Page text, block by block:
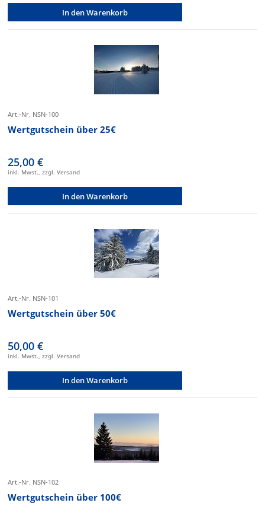
In den Warenkorb
Art.-Nr. NSN-100
Wertgutschein über 25€
25,00 €
inkl. Mwst., zzgl. Versand
In den Warenkorb
Art.-Nr. NSN-101
Wertgutschein über 50€
50,00 €
inkl. Mwst., zzgl. Versand
In den Warenkorb
Art.-Nr. NSN-102
Wertgutschein über 100€